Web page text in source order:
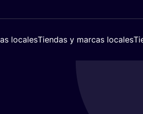
localesTiendas y marcas locales